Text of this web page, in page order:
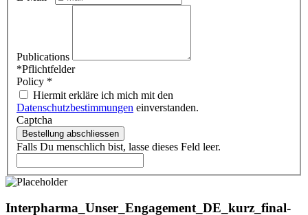
Publications
*Pflichtfelder
Policy *
Hiermit erkläre ich mich mit den
Datenschutzbestimmungen einverstanden.
Captcha
Bestellung abschliessen
Falls Du menschlich bist, lasse dieses Feld leer.
Interpharma_Unser_Engagement_DE_kurz_final-